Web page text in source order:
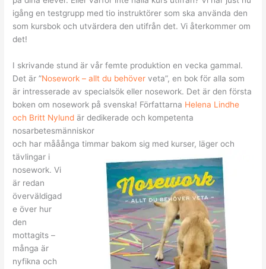
igång en testgrupp med tio instruktörer som ska använda den
som kursbok och utvärdera den utifrån det. Vi återkommer om
det!
I skrivande stund är vår femte produktion en vecka gammal.
Det är ”Nosework – allt du behöver veta”, en bok för alla som
är intresserade av specialsök eller nosework. Det är den första
boken om nosework på svenska! Författarna Helena Lindhe
och Britt Nylund är dedikerade och kompetenta
nosarbetesmänniskor
och har mååånga timmar bakom sig med kurser, läger och
tävlingar i
nosework. Vi
är redan
överväldigad
e över hur
den
mottagits –
många är
nyfikna och